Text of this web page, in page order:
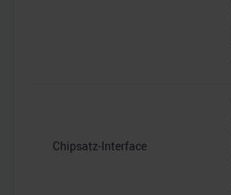
Chipsatz-Interface